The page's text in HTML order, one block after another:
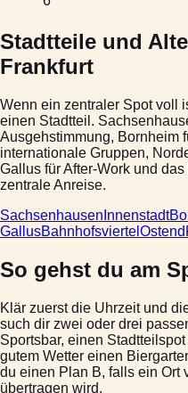
Stadtteile und
Frankfurt
Wenn ein zentraler Spot voll
einen Stadtteil.
Ausgehstimmung, Bornheim
internationale Gruppen,
Gallus für After-Work und
zentrale Anreise.
Sachsenhausen Innenstadt
GallusBahnhofsviertel Ostend
So gehst du am
Klär zuerst die Uhrzeit und
such dir zwei oder drei
Sportsbar, einen
gutem Wetter einen
du einen Plan B, falls ein Ort
übertragen wird.